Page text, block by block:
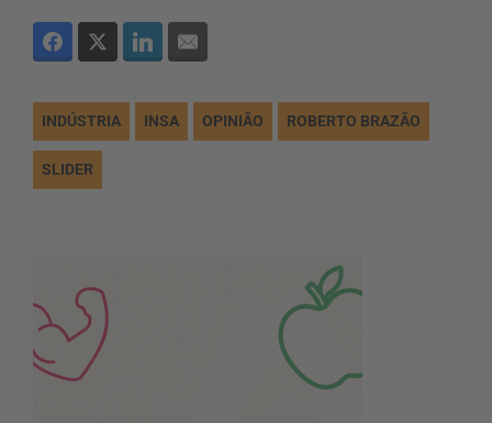
INDÚSTRIA INSA OPINIÃO ROBERTO BRAZÃO
SLIDER